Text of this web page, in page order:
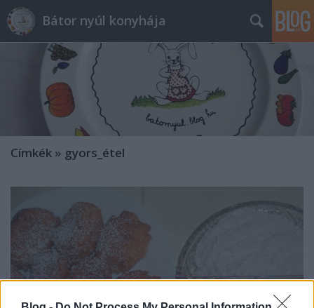
Bátor nyúl konyhája
Címkék » gyors_étel